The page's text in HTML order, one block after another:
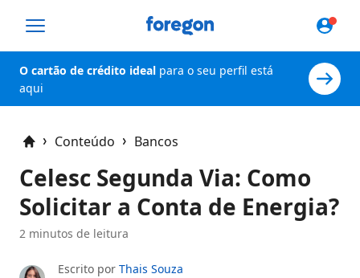
Foregon.com
O cartão de crédito ideal para o seu perfil está
aqui
HomeConteúdo Bancos
Celesc Segunda Via: Como
Solicitar a Conta de Energia?
2 minutos de leitura
Escrito por Thais Souza